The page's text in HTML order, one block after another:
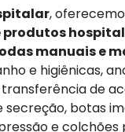
,
produtos
manuais e
e higiênicas,
de
secreção, botas
e colchões